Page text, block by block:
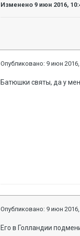
Изменено 9 июн 2016,
Опубликовано: 9 июн
Батюшки святы, да у
Опубликовано: 9 июн
Его в Голландии